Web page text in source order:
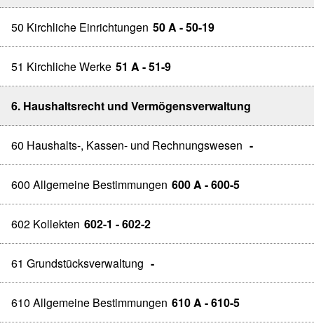
50 Kirchliche Einrichtungen 50 A - 50-19
51 Kirchliche Werke 51 A - 51-9
6. Haushaltsrecht und Vermögensverwaltung
60 Haushalts-, Kassen- und Rechnungswesen -
600 Allgemeine Bestimmungen 600 A - 600-5
602 Kollekten 602-1 - 602-2
61 Grundstücksverwaltung -
610 Allgemeine Bestimmungen 610 A - 610-5